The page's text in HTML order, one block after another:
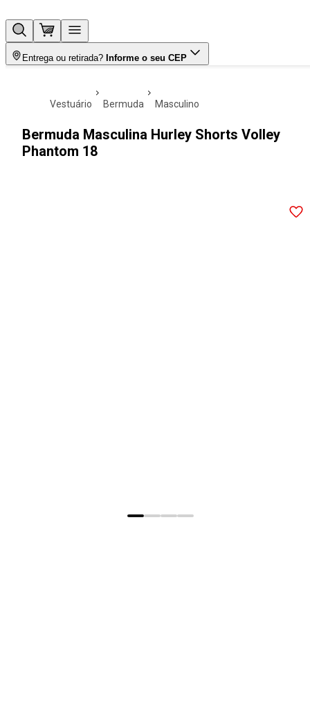
Entrega ou retirada? Informe o seu CEP
vestuário bermuda masculino
Bermuda Masculina Hurley Shorts Volley
Phantom 18